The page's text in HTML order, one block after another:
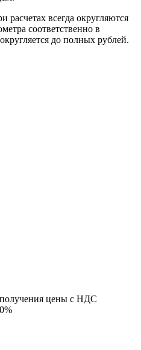
расчетах всегда округляются
соответственно в
до полных рублей.
цены с НДС